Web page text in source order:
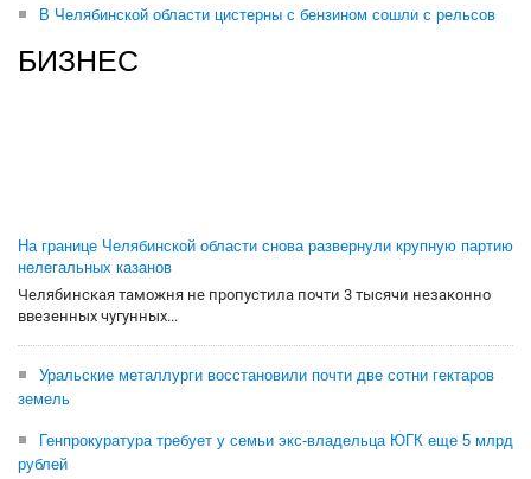
В Челябинской области цистерны с бензином сошли с рельсов
БИЗНЕС
На границе Челябинской области снова развернули крупную партию
нелегальных казанов
Челябинская таможня не пропустила почти 3 тысячи незаконно
ввезенных чугунных...
Уральские металлурги восстановили почти две сотни гектаров
земель
Генпрокуратура требует у семьи экс-владельца ЮГК еще 5 млрд
рублей